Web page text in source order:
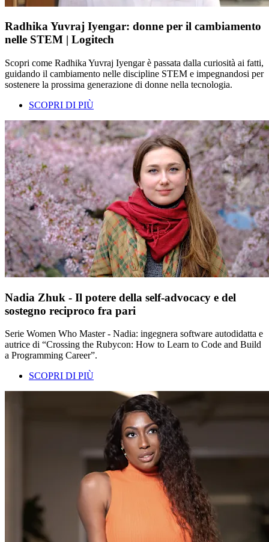
Radhika Yuvraj Iyengar: donne per il cambiamento
nelle STEM | Logitech
Scopri come Radhika Yuvraj Iyengar è passata dalla curiosità ai fatti,
guidando il cambiamento nelle discipline STEM e impegnandosi per
sostenere la prossima generazione di donne nella tecnologia.
SCOPRI DI PIÙ
Nadia Zhuk - Il potere della self-advocacy e del
sostegno reciproco fra pari
Serie Women Who Master - Nadia: ingegnera software autodidatta e
autrice di “Crossing the Rubycon: How to Learn to Code and Build
a Programming Career”.
SCOPRI DI PIÙ